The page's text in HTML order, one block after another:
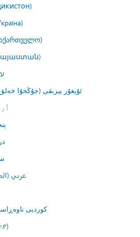
ئۇيغۇر يېزىقى (جۇڭخۇا
عربي
کوردیی